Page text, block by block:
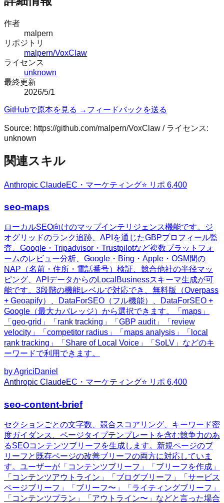
作者
malpern
リポジトリ
malpern/VoxClaw
ライセンス
unknown
最終更新
2026/5/1
GitHubで原本を見る → フィードバックを送る
Source: https://github.com/malpern/VoxClaw / ライセンス:
unknown
関連スキル
Anthropic ClaudeEC・マーケティング⭐ リポ 6,400
seo-maps
ローカルSEO向けのマップインテリジェンス機能です。ジ
オグリッドのランク追跡、APIを通じたGBPプロフィール監
査、Google・Tripadvisor・Trustpilotなど複数プラットフォ
ームのレビュー分析、Google・Bing・Apple・OSM間の
NAP（名前・住所・電話番号）検証、競合他社の半径マッ
ピング、APIデータからのLocalBusinessスキーマ生成が可
能です。3段階の機能レベルで対応でき、無料版（Overpass
+ Geoapify）、DataForSEO（フル機能）、DataForSEO +
Google（最大カバレッジ）から選択できます。「maps」
「geo-grid」「rank tracking」「GBP audit」「review
velocity」「competitor radius」「maps analysis」「local
rank tracking」「Share of Local Voice」「SoLV」などのキ
ーワードで利用できます。
byAgriciDaniel
Anthropic ClaudeEC・マーケティング⭐ リポ 6,400
seo-content-brief
セクションごとの文字数、競合スコアリング、キーワード密
度ガイダンス、ページタイプテンプレートを含む競争力のあ
るSEOコンテンツブリーフを生成します。新規ページのブ
リーフと既存ページの改善ブリーフの両方に対応していま
す。ユーザーが「コンテンツブリーフ」「ブリーフを作成」
「コンテンツアウトライン」「ブログブリーフ」「サービス
ページブリーフ」「ブリーフ〜」「ライティングブリーフ」
「コンテンツプラン」「アウトライン〜」などと言った場合